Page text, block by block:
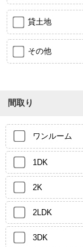
貸土地
その他
間取り
ワンルーム
1DK
2K
2LDK
3DK